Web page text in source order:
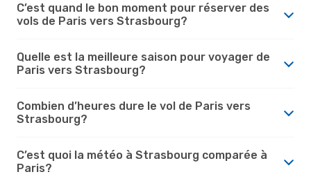
C’est quand le bon moment pour réserver des
vols de Paris vers Strasbourg?
Quelle est la meilleure saison pour voyager de
Paris vers Strasbourg?
Combien d’heures dure le vol de Paris vers
Strasbourg?
C’est quoi la météo à Strasbourg comparée à
Paris?